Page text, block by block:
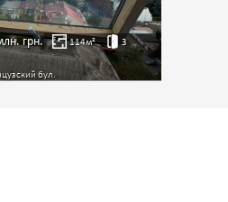
грн. 114м² 3
бул.